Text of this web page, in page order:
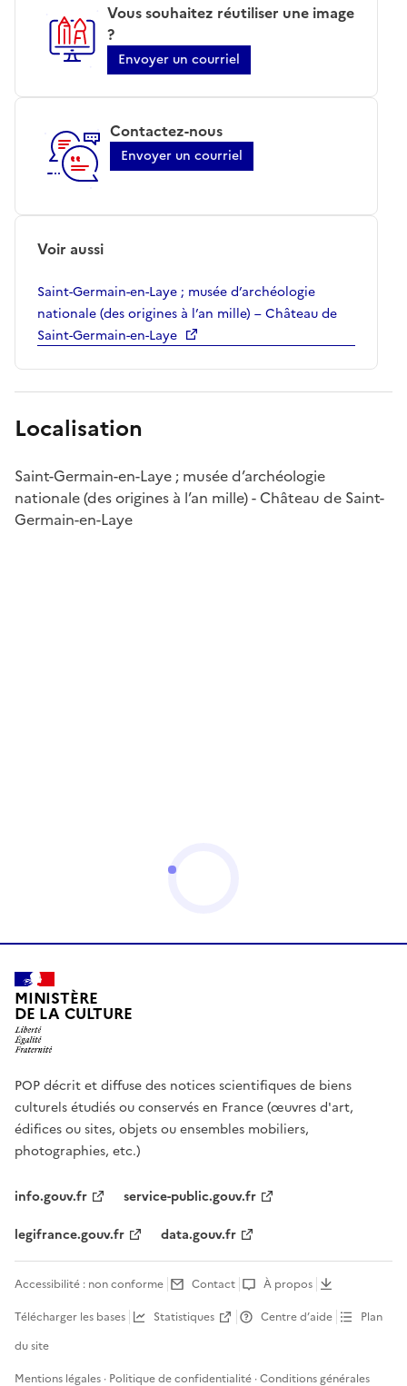
Vous souhaitez réutiliser une image
?
Envoyer un courriel
Contactez-nous
Envoyer un courriel
Voir aussi
Saint-Germain-en-Laye ; musée d’archéologie
nationale (des origines à l’an mille) – Château de
Saint-Germain-en-Laye
Localisation
Saint-Germain-en-Laye ; musée d’archéologie
nationale (des origines à l’an mille) - Château de Saint-
Germain-en-Laye
MINISTÈRE
DE LA CULTURE
POP décrit et diffuse des notices scientifiques de biens
culturels étudiés ou conservés en France (œuvres d'art,
édifices ou sites, objets ou ensembles mobiliers,
photographies, etc.)
info.gouv.fr
service-public.gouv.fr
legifrance.gouv.fr
data.gouv.fr
Accessibilité : non conforme Contact
À propos
Télécharger les bases
Statistiques Centre d’aide
Plan
du site
Mentions légales · Politique de confidentialité ·Conditions générales